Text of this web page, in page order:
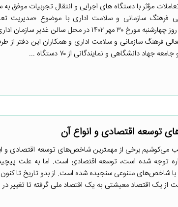
مؤثر با دستگاه های اجرایی و انتقال تجربیات
فرهنگ سازمانی و سلامت اداری با موضوع «مدیریت
چالش‌ها»، روز چهارشنبه مورخ ۳۰ مهر ۱۴۰۲ در
فرهنگ سازمانی و سلامت اداری و همکاران این دفتر
دانشگاهی و نمایندگانی از ۷۰ دستگاه ...
توسعه اقتصادی و انواع آن
می‌کوشیم برخی از مهمترین شاخص‌های توسعه اقتصادی و
توجه شده است، توسعه اقتصادی است. اما به علت
با شاخص‌های متنوعی سنجیده شده است. از بدو تاریخ تا
یک اقتصاد معیشتی به یک اقتصاد ملی گرفته تا تغییر